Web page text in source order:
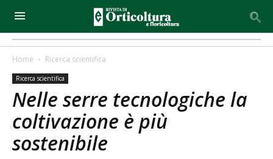
Home Ricerca scientifica
Ricerca scientifica
Nelle serre tecnologiche la
coltivazione è più
sostenibile